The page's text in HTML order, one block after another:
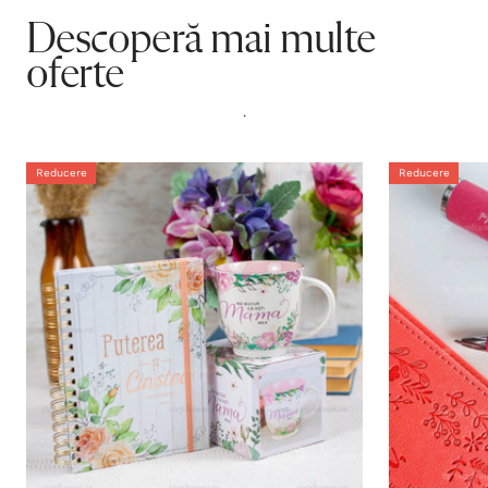
Descoperă mai multe
oferte
.
Reducere Reducere